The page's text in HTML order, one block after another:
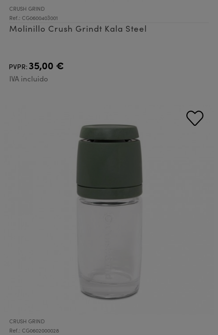
CRUSH GRIND
Ref.: CG0600403001
Molinillo Crush Grindt Kala Steel
PVPR:35,00 €
IVA incluido
CRUSH GRIND
Ref.: CG0602000028